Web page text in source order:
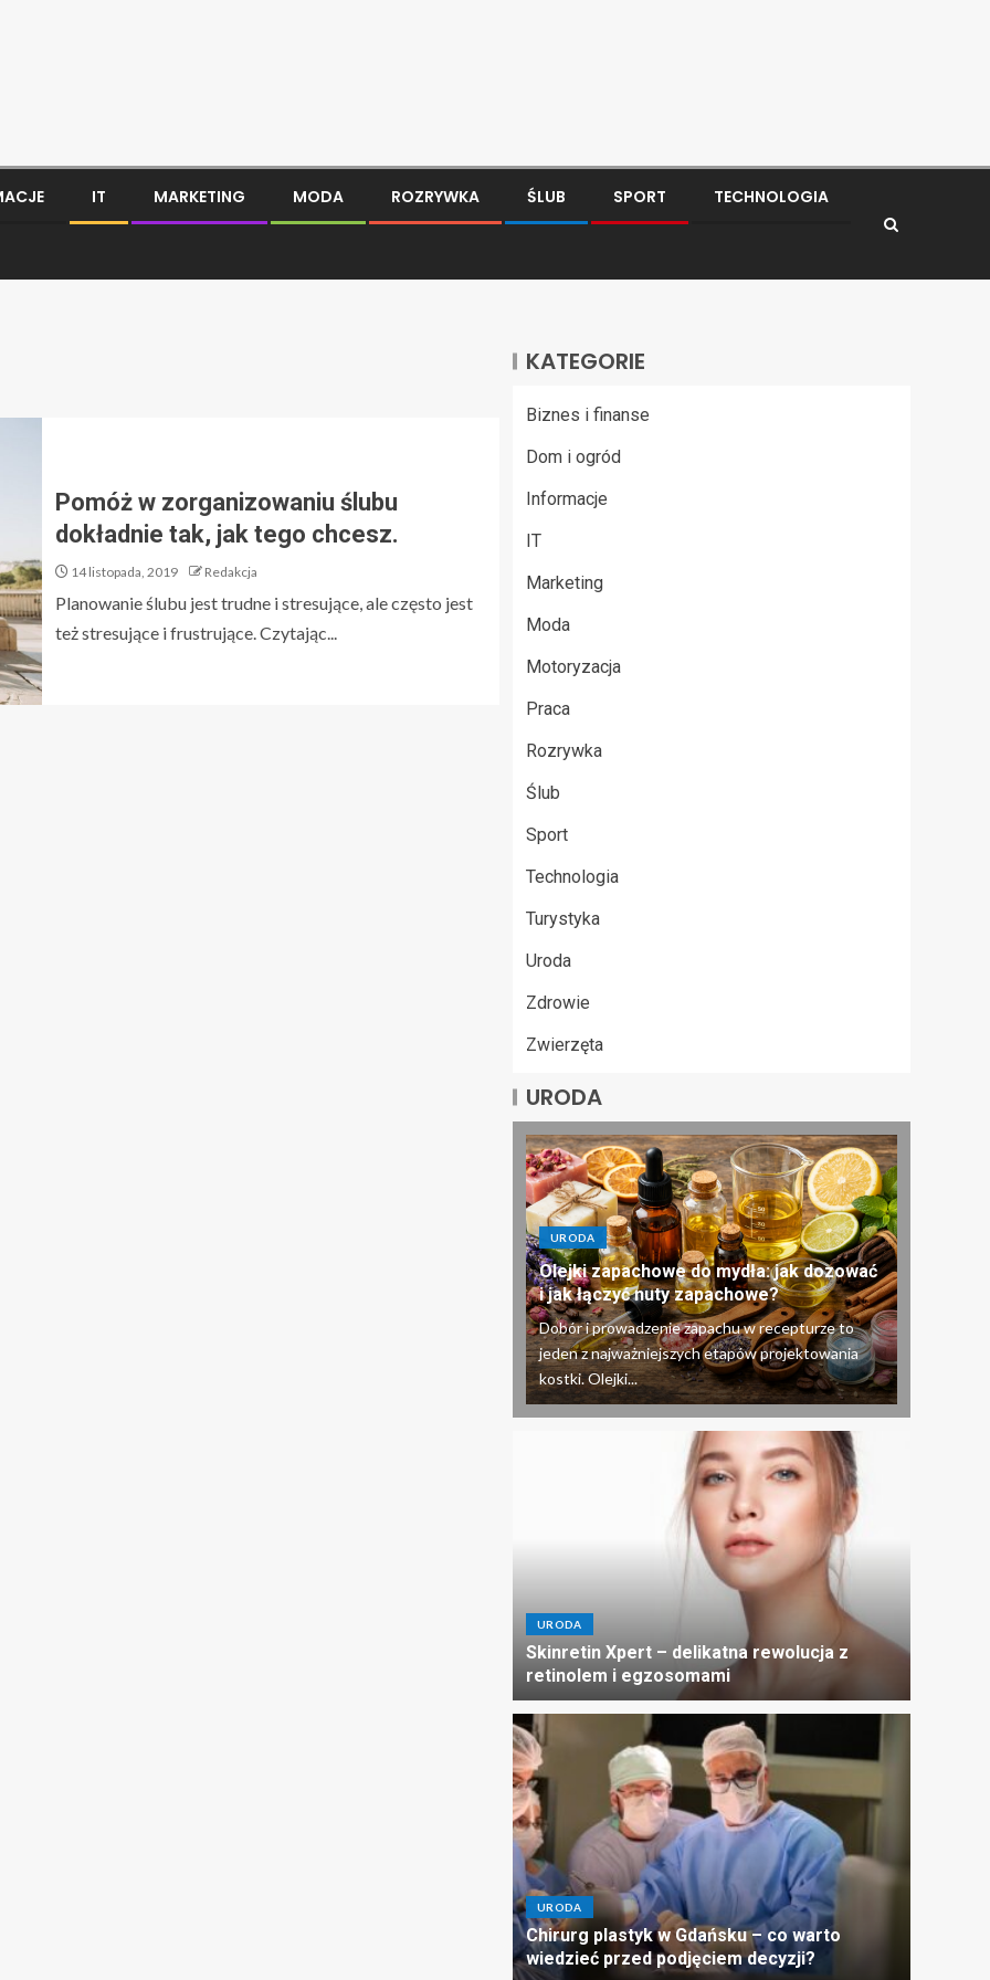
IT MARKETING MODA ROZRYWKA ŚLUB SPORT TECHNOLOGIA
Pomóż w zorganizowaniu ślubu
dokładnie tak, jak tego chcesz.
14 listopada, 2019 Redakcja
Planowanie ślubu jest trudne i stresujące, ale często jest
też stresujące i frustrujące. Czytając...
KATEGORIE
Biznes i finanse
Dom i ogród
Informacje
IT
Marketing
Moda
Motoryzacja
Praca
Rozrywka
Ślub
Sport
Technologia
Turystyka
Uroda
Zdrowie
Zwierzęta
URODA
URODA
Olejki zapachowe do mydła: jak dozować
i jak łączyć nuty zapachowe?
Dobór i prowadzenie zapachu w recepturze to
jeden z najważniejszych etapów projektowania
kostki. Olejki...
URODA
Skinretin Xpert – delikatna rewolucja z
retinolem i egzosomami
URODA
Chirurg plastyk w Gdańsku – co warto
wiedzieć przed podjęciem decyzji?